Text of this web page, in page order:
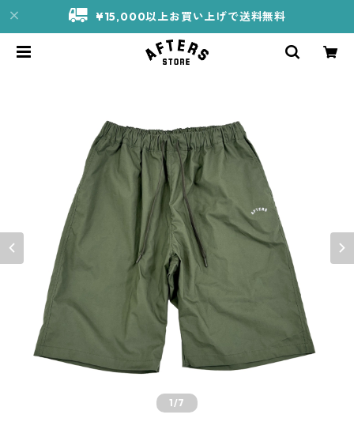
¥15,000以上お買い上げで送料無料
1/7